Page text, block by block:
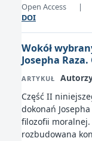
Open Access
|
DOI
Wokół
Josepha Raza.
ARTYKUŁ
Część II
dokonań
filozofii moralnej.
rozbudowana